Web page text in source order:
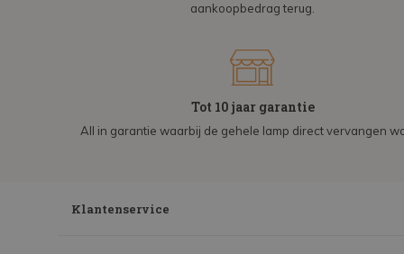
aankoopbedrag terug.
Tot 10 jaar garantie
All in garantie waarbij de gehele lamp direct vervangen
Klantenservice